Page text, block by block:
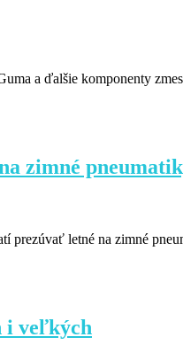
a ďalšie komponenty
zimné
prezúvať letné na zimné
i veľkých